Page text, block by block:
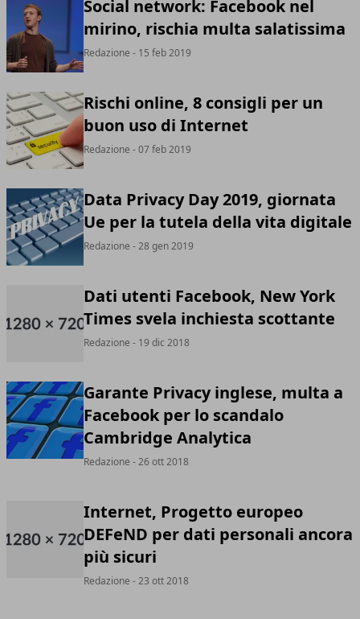
Social network: Facebook nel
mirino, rischia multa salatissima
Redazione - 15 feb 2019
Rischi online, 8 consigli per un
buon uso di Internet
Redazione - 07 feb 2019
Data Privacy Day 2019, giornata
Ue per la tutela della vita digitale
Redazione - 28 gen 2019
Dati utenti Facebook, New York
Times svela inchiesta scottante
Redazione - 19 dic 2018
Garante Privacy inglese, multa a
Facebook per lo scandalo
Cambridge Analytica
Redazione - 26 ott 2018
Internet, Progetto europeo
DEFeND per dati personali ancora
più sicuri
Redazione - 23 ott 2018